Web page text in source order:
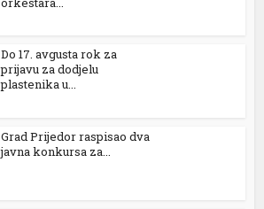
Do 17. avgusta rok za
prijavu za dodjelu
plastenika u...
Grad Prijedor raspisao dva
javna konkursa za...